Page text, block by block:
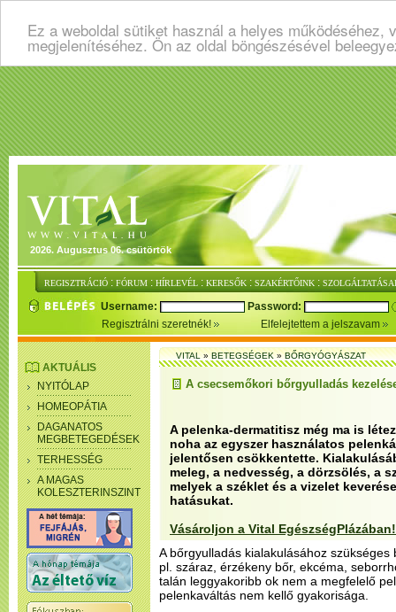
Ez a weboldal sütiket használ a helyes
megjelenítéséhez. Ön az oldal böngészésével
2026. Augusztus 06. csütörtök
REGISZTRÁCIÓ : FÓRUM : HÍRLEVÉL : KERESŐK : SZAKÉRTŐINK :
Username:
Password:
Regisztrálni szeretnék!
Elfelejtettem a jelszavam
AKTUÁLIS
NYITÓLAP
HOMEOPÁTIA
DAGANATOS
MEGBETEGEDÉSEK
TERHESSÉG
A MAGAS
KOLESZTERINSZINT
VITAL»BETEGSÉGEK»BŐRGYÓGYÁSZAT
A csecsemőkori bőrgyulladás
A pelenka-dermatitisz még ma is
noha az egyszer használatos
jelentősen csökkentette.
meleg, a nedvesség, a dörzsölés, a
melyek a széklet és a vizelet
hatásukat.
Vásároljon a Vital EgészségPlázában!
A bőrgyulladás kialakulásához
pl. száraz, érzékeny bőr, ekcéma,
talán leggyakoribb ok nem a megfelelő
pelenkaváltás nem kellő gyakorisága.